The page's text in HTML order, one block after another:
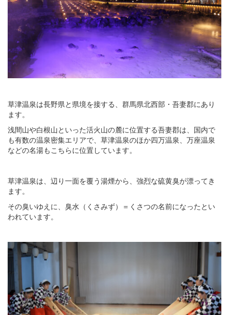
草津温泉は長野県と県境を接する、群馬県北西部・吾妻郡にあり
ます。
浅間山や白根山といった活火山の麓に位置する吾妻郡は、国内で
も有数の温泉密集エリアで、草津温泉のほか四万温泉、万座温泉
などの名湯もこちらに位置しています。
草津温泉は、辺り一面を覆う湯煙から、強烈な硫黄臭が漂ってき
ます。
その臭いゆえに、臭水（くさみず）＝くさつの名前になったとい
われています。